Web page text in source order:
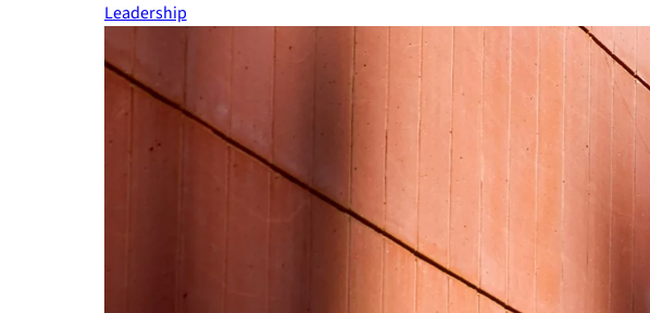
Leadership